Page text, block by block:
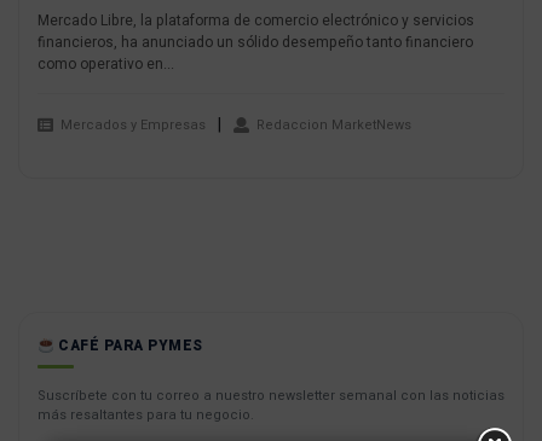
Mercado Libre, la plataforma de comercio electrónico y servicios
financieros, ha anunciado un sólido desempeño tanto financiero
como operativo en...
Mercados y Empresas Redaccion MarketNews
CAFÉ PARA PYMES
Suscríbete con tu correo a nuestro newsletter semanal con las noticias
más resaltantes para tu negocio.